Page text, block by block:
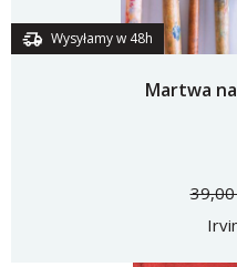
Wysyłamy w 48h
Martwa
39,00